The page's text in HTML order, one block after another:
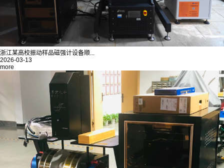
浙江某高校振动样品磁强计设备顺...
2026-03-13
more